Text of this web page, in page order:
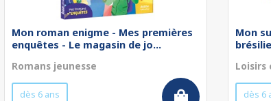
Mon roman enigme - Mes premières
enquêtes - Le magasin de jo...
Romans jeunesse
dès 6 ans
Mon
dès 6